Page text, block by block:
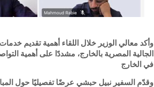
وأكد معالي الوزير خلال اللقاء أهمية تقديم
الجالية المصرية بالخارج، مشددًا على أهمية
في الخارج
وقدّم السفير نبيل حبشي عرضًا تفصيليًا حول